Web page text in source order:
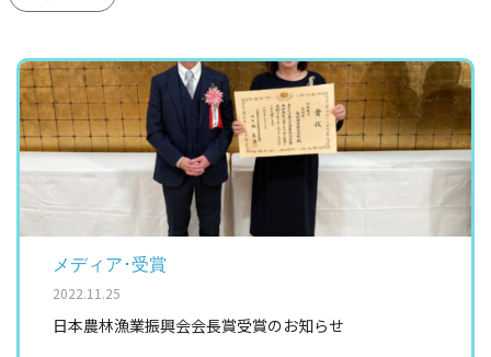
メディア･受賞
2022.11.25
日本農林漁業振興会会長賞受賞のお知らせ